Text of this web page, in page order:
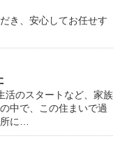
き、安心してお任せす
活のスタートなど、家族
中で、この住まいで過
に…